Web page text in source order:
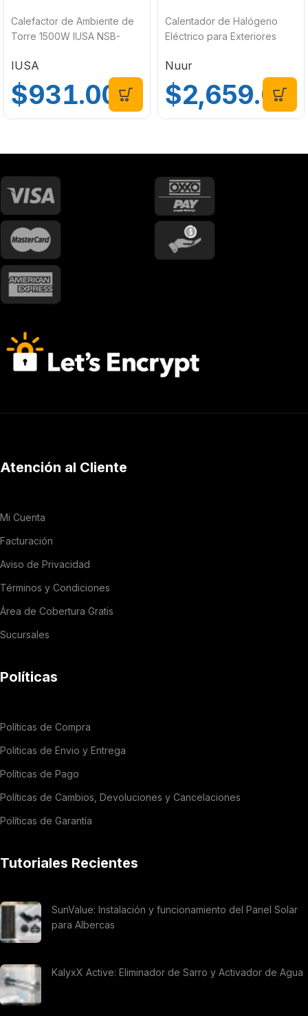
Calefactor de Ambiente de
Torre 1500W IUSA NSB-
IUSA
$931.00
Calentador de Halógeno
Eléctrico para Exteriores
Nuur
$2,659.00
Atención al Cliente
Mi Cuenta
Facturación
Aviso de Privacidad
Términos y Condiciones
Área de Cobertura Gratis
Sucursales
Políticas
Políticas de Compra
Politicas de Envio y Entrega
Políticas de Pago
Políticas de Cambios, Devoluciones y Cancelaciones
Políticas de Garantía
Tutoriales Recientes
SunValue: Instalación y funcionamiento del Panel Solar
para Albercas
KalyxX Active: Eliminador de Sarro y Activador de Agua